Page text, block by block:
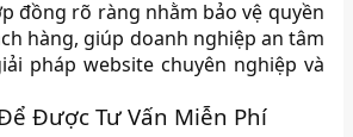
đồng rõ ràng nhằm bảo vệ quyền
hàng, giúp doanh nghiệp an tâm
pháp website chuyên nghiệp và
Được Tư Vấn Miễn Phí